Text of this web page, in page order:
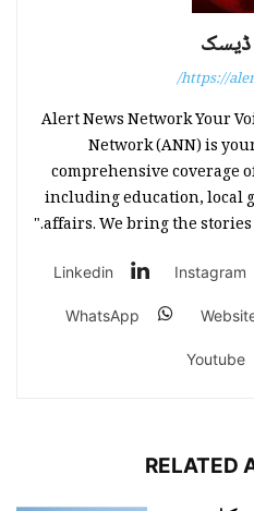
ڈیسک
https://
Alert News Network Your
Network (ANN) is
comprehensive coverage
including education, local
affairs. We bring the stories
Instagram
Linkedin
WhatsApp
Youtube
RELATED